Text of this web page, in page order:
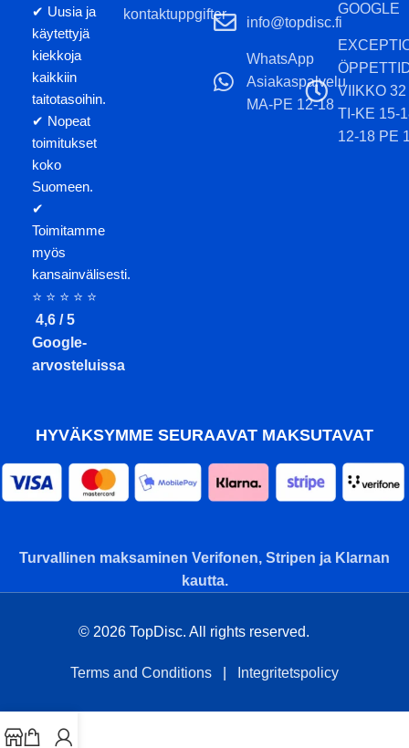
✔ Uusia ja
käytettyjä
kiekkoja
kaikkiin
taitotasoihin.
✔ Nopeat
toimitukset
koko
Suomeen.
✔
Toimitamme
myös
kansainvälisesti.
⭐ ⭐ ⭐ ⭐ ⭐
4,6 / 5
Google-
arvosteluissa
kontaktuppgifter
info@topdisc.fi
WhatsApp
Asiakaspalvelu
MA-PE 12-18
GOOGLE
VIIKKO 32
TI-KE 15-
12-18 PE
HYVÄKSYMME SEURAAVAT MAKSUTAVAT
Turvallinen maksaminen Verifonen, Stripen ja Klarnan
kautta.
© 2026 TopDisc. All rights reserved.
Terms and Conditions Integritetspolicy